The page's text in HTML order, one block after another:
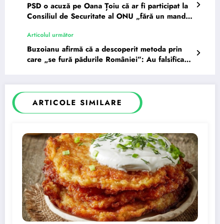
PSD o acuză pe Oana Țoiu că ar fi participat la
Consiliul de Securitate al ONU „fără un mandat
Articolul următor
Buzoianu afirmă că a descoperit metoda prin
care „se fură pădurile României”: Au falsificat
ARTICOLE SIMILARE